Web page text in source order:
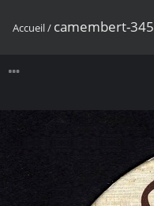
Accueil/ camembert-345